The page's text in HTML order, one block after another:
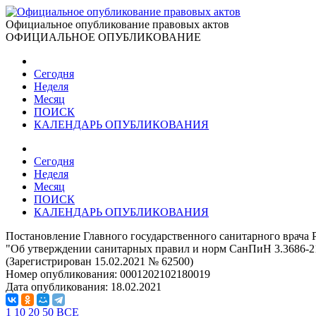
Официальное опубликование правовых актов
ОФИЦИАЛЬНОЕ ОПУБЛИКОВАНИЕ
Сегодня
Неделя
Месяц
ПОИСК
КАЛЕНДАРЬ ОПУБЛИКОВАНИЯ
Сегодня
Неделя
Месяц
ПОИСК
КАЛЕНДАРЬ ОПУБЛИКОВАНИЯ
Постановление Главного государственного санитарного
"Об утверждении санитарных правил и норм СанПиН 3.3686-
(Зарегистрирован 15.02.2021 № 62500)
Номер опубликования: 0001202102180019
Дата опубликования: 18.02.2021
1 10 20 50 ВСЕ